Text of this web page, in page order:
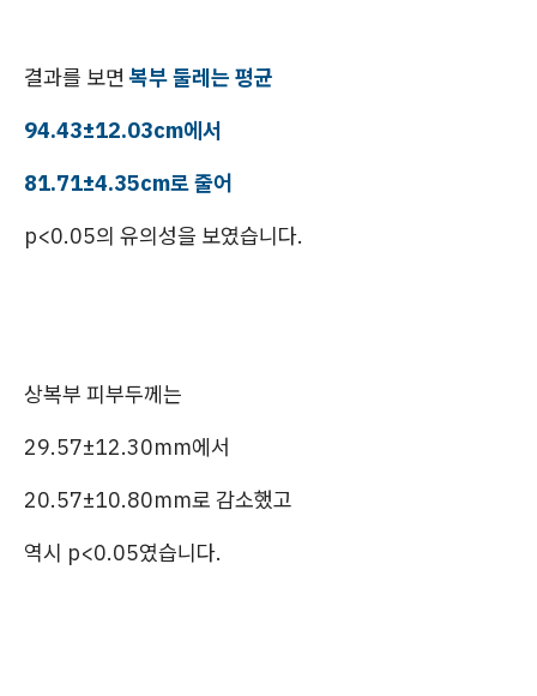
결과를 보면복부 둘레는 평균
94.43±12.03cm에서
81.71±4.35cm로 줄어
p<0.05의 유의성을 보였습니다.
상복부 피부두께는
29.57±12.30mm에서
20.57±10.80mm로 감소했고
역시 p<0.05였습니다.